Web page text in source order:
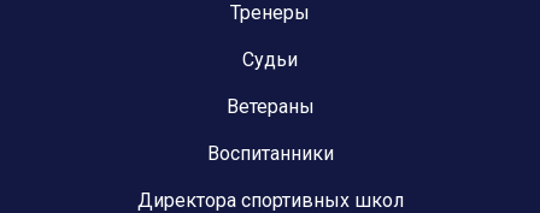
Тренеры
Судьи
Ветераны
Воспитанники
Директора спортивных школ